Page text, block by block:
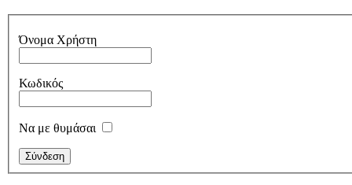
Όνομα Χρήστη
Κωδικός
Να με θυμάσαι